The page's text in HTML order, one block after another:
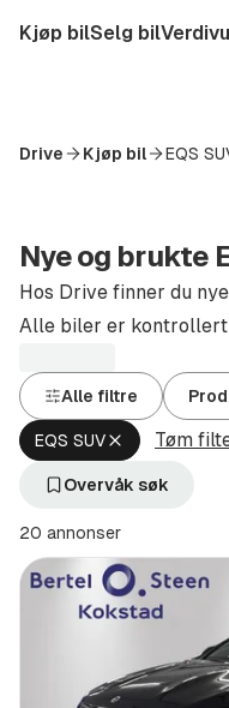
tilKjøp bilSelg bil
Drive Kjøp bil EQS
Nye og brukte
Hos Drive finner du
Alle biler er
Alle filtre
EQS SUV Fjern
aktivt
filter
SUV
Tøm
Overvåk søk
20 annonser